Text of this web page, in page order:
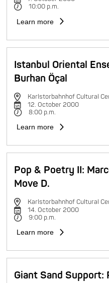
10:00 p.m.
Learn more
Istanbul Oriental
Burhan Öçal
Karlstorbahnhof Cultural
12. October 2000
8:00 p.m.
Learn more
Pop & Poetry II:
Move D.
Karlstorbahnhof Cultural
14. October 2000
9:00 p.m.
Learn more
Giant Sand